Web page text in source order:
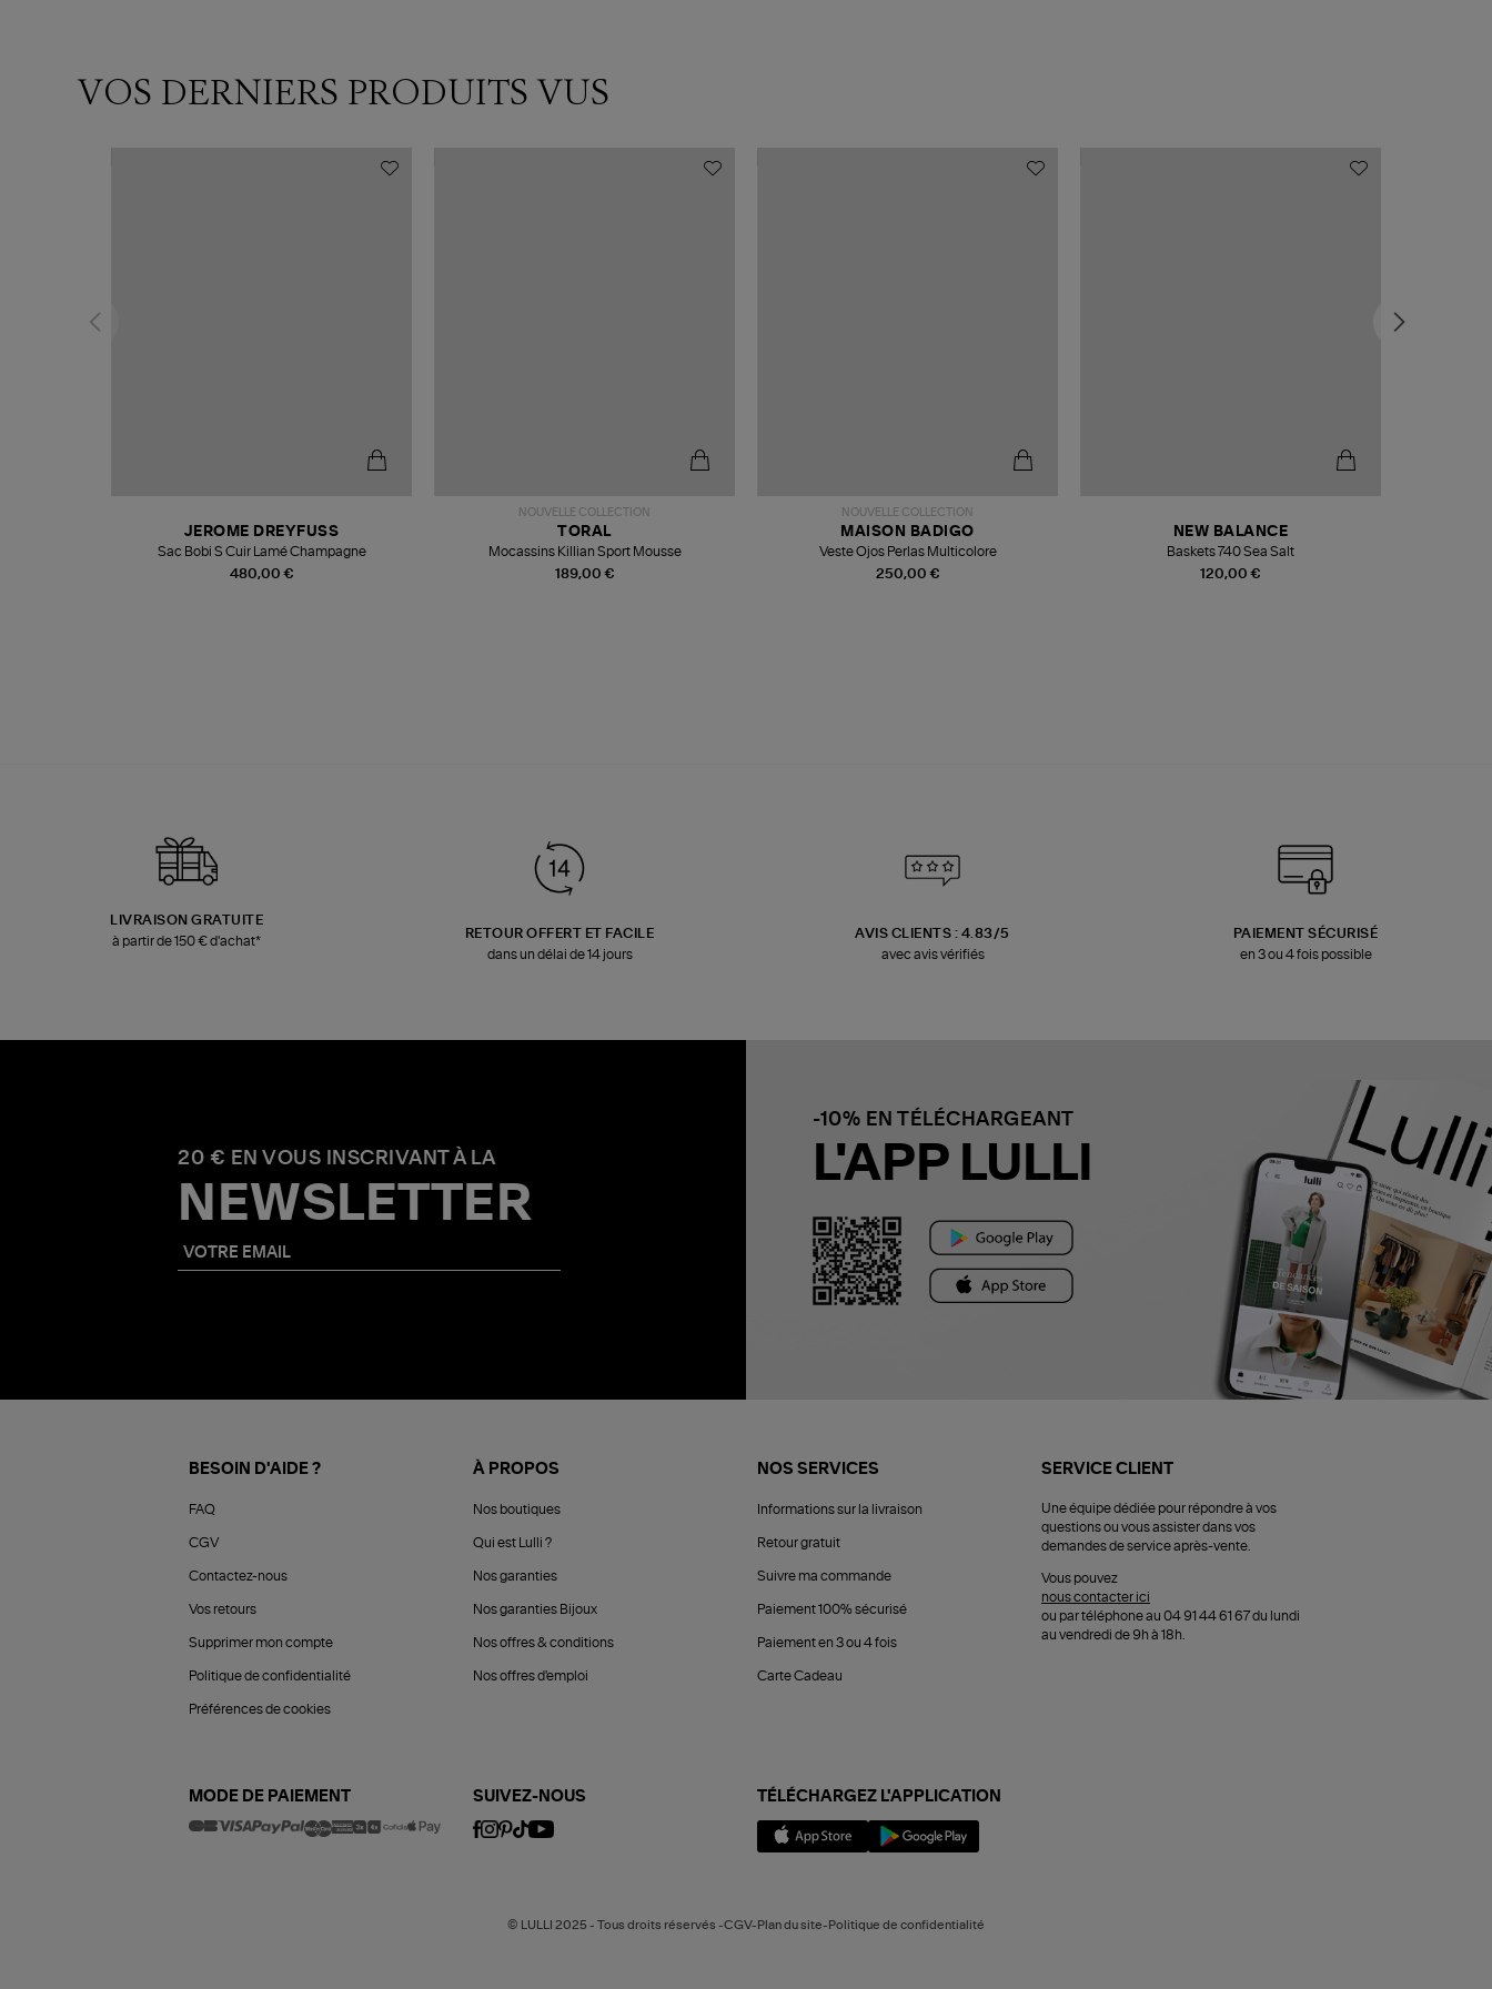
VOS DERNIERS PRODUITS VUS
480,00 €
JEROME DREYFUSS
Sac Bobi S Cuir Lamé Champagne
NOUVELLE COLLECTION
189,00 €
TORAL
Mocassins Killian Sport Mousse
NOUVELLE COLLECTION
250,00 €
MAISON BADIGO
Veste Ojos Perlas Multicolore
120,00 €
NEW BALANCE
Baskets 740 Sea Salt
LIVRAISON GRATUITE
à partir de 150 € d'achat*
RETOUR OFFERT ET FACILE
dans un délai de 14 jours
AVIS CLIENTS : 4.83/5
avec avis vérifiés
PAIEMENT SÉCURISÉ
en 3 ou 4 fois possible
20 € EN VOUS INSCRIVANT À LA
NEWSLETTER
-10% EN TÉLÉCHARGEANT
L'APP LULLI
BESOIN D'AIDE ?
FAQ
CGV
Contactez-nous
Vos retours
Supprimer mon compte
Politique de confidentialité
Préférences de cookies
À PROPOS
Nos boutiques
Qui est Lulli ?
Nos garanties
Nos garanties Bijoux
Nos offres & conditions
Nos offres d'emploi
NOS SERVICES
Informations sur la livraison
Retour gratuit
Suivre ma commande
Paiement 100% sécurisé
Paiement en 3 ou 4 fois
Carte Cadeau
SERVICE CLIENT
Une équipe dédiée pour répondre à vos
questions ou vous assister dans vos
demandes de service après-vente.
Vous pouvez
nous contacter ici
ou par téléphone au 04 91 44 61 67 du lundi
au vendredi de 9h à 18h.
MODE DE PAIEMENT SUIVEZ-NOUS TÉLÉCHARGEZ L'APPLICATION
© LULLI 2025 - Tous droits réservés -CGV-Plan du site-Politique de confidentialité